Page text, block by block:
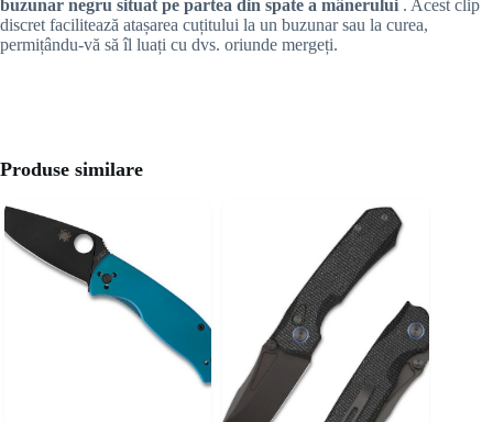
buzunar negru situat pe partea din spate a mânerului . Acest clip
discret facilitează atașarea cuțitului la un buzunar sau la curea,
permițându-vă să îl luați cu dvs. oriunde mergeți.
Produse similare